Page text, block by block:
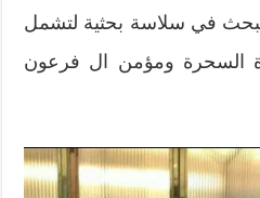
في سلاسة بحثية لتشمل
السحرة ومؤمن ال فرعون